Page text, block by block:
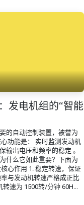
发电机组的“智能
的自动控制装置，被誉为
功能是： 实时监测发动机
输出电压和频率的稳定 。
什么它如此重要？下面为
心作用 1. 稳定转速，保证
与发动机转速严格成正比
速为 1500转/分钟 60H...